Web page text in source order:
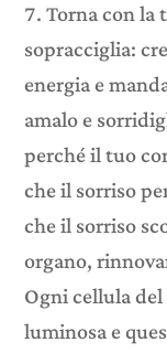
Torna con la
sopracciglia:
energia e
amalo e
perché il tuo
che il sorriso
che il sorriso
organo,
Ogni cellula
luminosa e